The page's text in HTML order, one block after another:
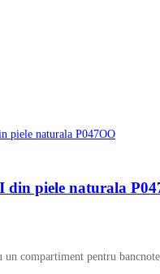
din piele naturala
compartiment pentru